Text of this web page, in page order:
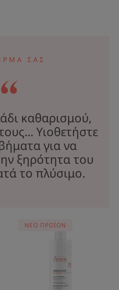
ΣΑΣ
καθαρισμού,
Υιοθετήστε
για να
ξηρότητα του
το πλύσιμο.
ΕΝΥΔΑΤΙΚΗ
ΝΕΟ ΠΡΟΪΟΝ